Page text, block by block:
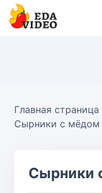
Главная страница
Сырники с мёдом
Сырники